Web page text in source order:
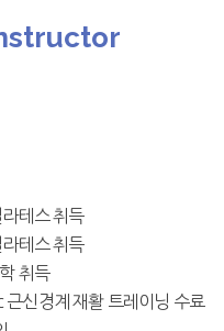
테스 취득
테스 취득
취득
신경계 재활 트레이닝 수료